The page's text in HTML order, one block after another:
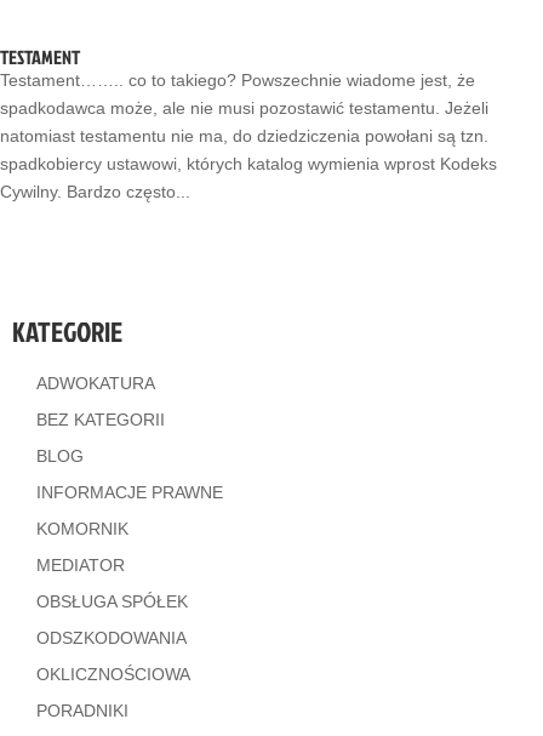
TESTAMENT
Testament…….. co to takiego? Powszechnie wiadome jest, że
spadkodawca może, ale nie musi pozostawić testamentu. Jeżeli
natomiast testamentu nie ma, do dziedziczenia powołani są tzn.
spadkobiercy ustawowi, których katalog wymienia wprost Kodeks
Cywilny. Bardzo często...
KATEGORIE
ADWOKATURA
BEZ KATEGORII
BLOG
INFORMACJE PRAWNE
KOMORNIK
MEDIATOR
OBSŁUGA SPÓŁEK
ODSZKODOWANIA
OKLICZNOŚCIOWA
PORADNIKI